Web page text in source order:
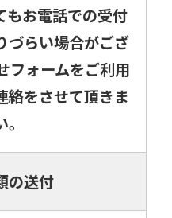
お電話での受付
づらい場合がござ
フォームをご利用
絡をさせて頂きま
の送付